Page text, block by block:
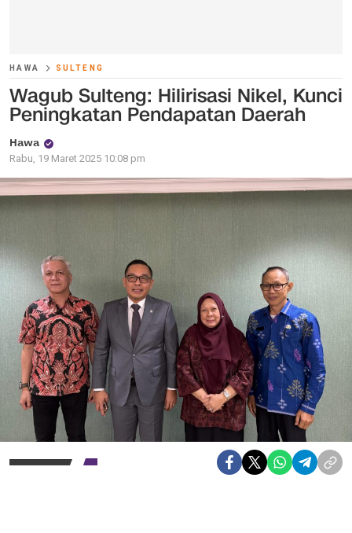
HAWA SULTENG
Wagub Sulteng: Hilirisasi Nikel, Kunci
Peningkatan Pendapatan Daerah
Hawa
Rabu, 19 Maret 2025 10:08 pm